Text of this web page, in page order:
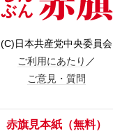
(C)日本共産党中央委員会
ご利用にあたり ／
ご意見・質問
赤旗見本紙（無料）